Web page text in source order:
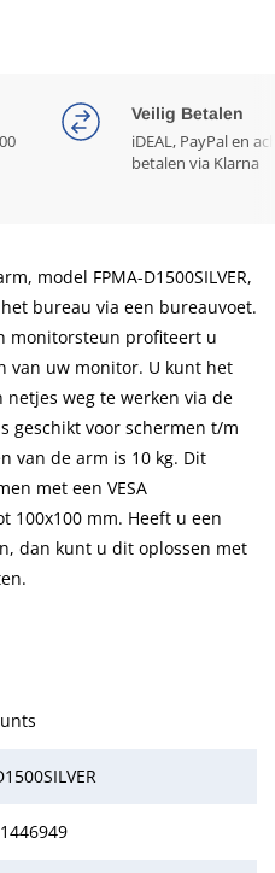
Veilig Betalen
iDEAL, PayPal en
betalen via Klarna
model FPMA-D1500SILVER,
bureau via een bureauvoet.
monitorsteun profiteert u
van uw monitor. U kunt het
weg te werken via de
geschikt voor schermen t/m
van de arm is 10 kg. Dit
met een VESA
100x100 mm. Heeft u een
dan kunt u dit oplossen met